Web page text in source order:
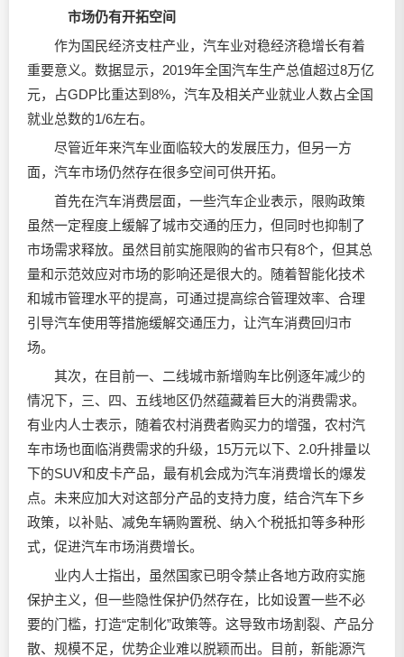
市场仍有开拓空间
作为国民经济支柱产业，汽车业对稳经济稳增长有着
重要意义。数据显示，2019年全国汽车生产总值超过8万亿
元，占GDP比重达到8%，汽车及相关产业就业人数占全国
就业总数的1/6左右。
尽管近年来汽车业面临较大的发展压力，但另一方
面，汽车市场仍然存在很多空间可供开拓。
首先在汽车消费层面，一些汽车企业表示，限购政策
虽然一定程度上缓解了城市交通的压力，但同时也抑制了
市场需求释放。虽然目前实施限购的省市只有8个，但其总
量和示范效应对市场的影响还是很大的。随着智能化技术
和城市管理水平的提高，可通过提高综合管理效率、合理
引导汽车使用等措施缓解交通压力，让汽车消费回归市
场。
其次，在目前一、二线城市新增购车比例逐年减少的
情况下，三、四、五线地区仍然蕴藏着巨大的消费需求。
有业内人士表示，随着农村消费者购买力的增强，农村汽
车市场也面临消费需求的升级，15万元以下、2.0升排量以
下的SUV和皮卡产品，最有机会成为汽车消费增长的爆发
点。未来应加大对这部分产品的支持力度，结合汽车下乡
政策，以补贴、减免车辆购置税、纳入个税抵扣等多种形
式，促进汽车市场消费增长。
业内人士指出，虽然国家已明令禁止各地方政府实施
保护主义，但一些隐性保护仍然存在，比如设置一些不必
要的门槛，打造“定制化”政策等。这导致市场割裂、产品分
散、规模不足，优势企业难以脱颖而出。目前，新能源汽